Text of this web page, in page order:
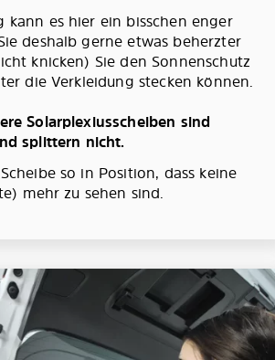
kann es hier ein bisschen enger
deshalb gerne etwas beherzter
knicken) Sie den Sonnenschutz
die Verkleidung stecken können.
Solarplexiusscheiben sind
splittern nicht.
so in Position, dass keine
mehr zu sehen sind.